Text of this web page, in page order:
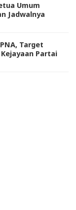
Umum
Jadwalnya
Target
Partai